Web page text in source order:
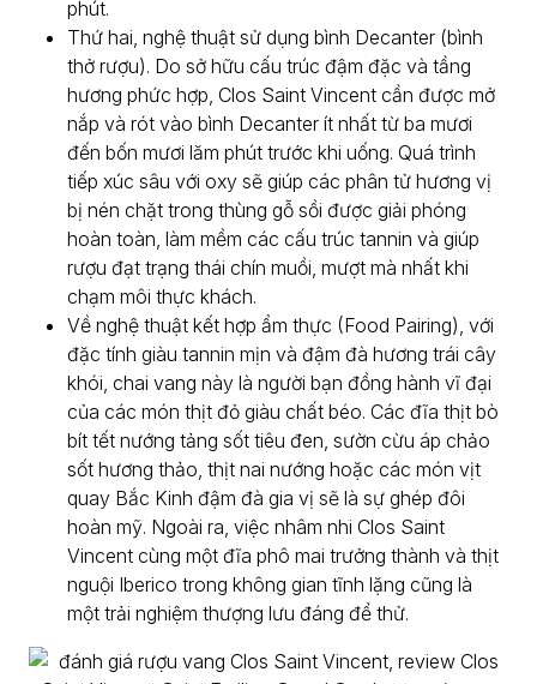
phút.
Thứ hai, nghệ thuật sử dụng bình Decanter (bình
thở rượu). Do sở hữu cấu trúc đậm đặc và tầng
hương phức hợp, Clos Saint Vincent cần được mở
nắp và rót vào bình Decanter ít nhất từ ba mươi
đến bốn mươi lăm phút trước khi uống. Quá trình
tiếp xúc sâu với oxy sẽ giúp các phân tử hương vị
bị nén chặt trong thùng gỗ sồi được giải phóng
hoàn toàn, làm mềm các cấu trúc tannin và giúp
rượu đạt trạng thái chín muồi, mượt mà nhất khi
chạm môi thực khách.
Về nghệ thuật kết hợp ẩm thực (Food Pairing), với
đặc tính giàu tannin mịn và đậm đà hương trái cây
khói, chai vang này là người bạn đồng hành vĩ đại
của các món thịt đỏ giàu chất béo. Các đĩa thịt bò
bít tết nướng tảng sốt tiêu đen, sườn cừu áp chảo
sốt hương thảo, thịt nai nướng hoặc các món vịt
quay Bắc Kinh đậm đà gia vị sẽ là sự ghép đôi
hoàn mỹ. Ngoài ra, việc nhâm nhi Clos Saint
Vincent cùng một đĩa phô mai trưởng thành và thịt
nguội Iberico trong không gian tĩnh lặng cũng là
một trải nghiệm thượng lưu đáng để thử.